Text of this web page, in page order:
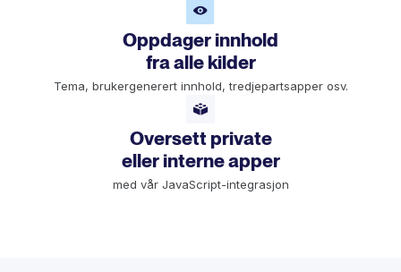
Oppdager innhold
fra alle kilder
Tema, brukergenerert innhold, tredjepartsapper osv.
Oversett private
eller interne apper
med vår JavaScript-integrasjon